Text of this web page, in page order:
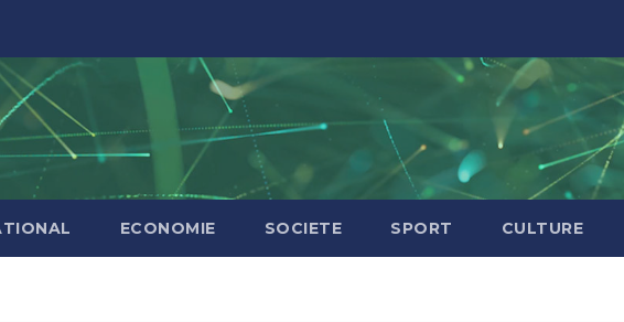
ECONOMIE SOCIETE SPORT CULTURE